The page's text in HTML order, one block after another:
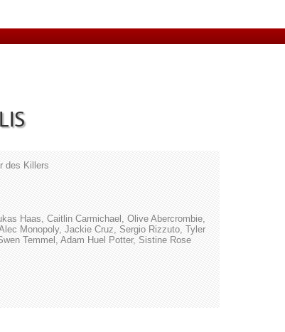
des Killers
Haas, Caitlin Carmichael, Olive Abercrombie,
Monopoly, Jackie Cruz, Sergio Rizzuto, Tyler
Temmel, Adam Huel Potter, Sistine Rose